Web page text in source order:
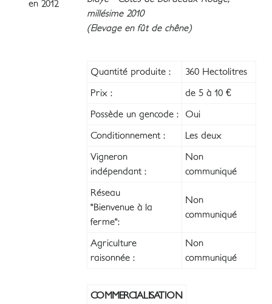
en 2012
millésime 2010
(Elevage en fût de chêne)
Quantité produite : 360 Hectolitres
Prix : de 5 à 10 €
Possède un gencode : Oui
Conditionnement : Les deux
Vigneron
indépendant :
Non
communiqué
Réseau
"Bienvenue à la
ferme":
Non
communiqué
Agriculture
raisonnée :
Non
communiqué
COMMERCIALISATION